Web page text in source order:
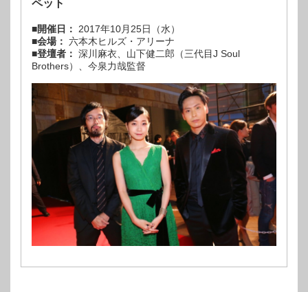
ペット
■開催日：
2017年10月25日（水）
■会場： 六本木ヒルズ・アリーナ
■登壇者： 深川麻衣、山下健二郎（三代目J Soul
Brothers）、今泉力哉監督